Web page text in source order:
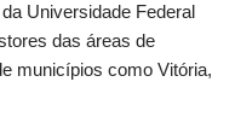
Universidade Federal
das áreas de
municípios como Vitória,